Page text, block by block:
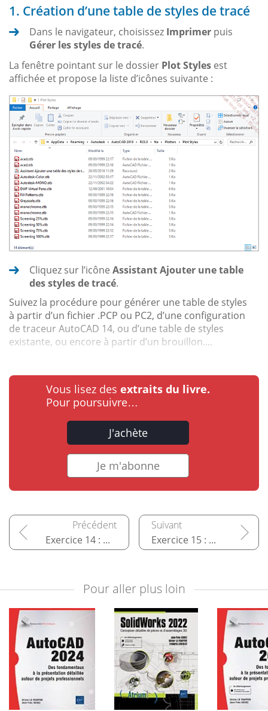
1. Création d’une table de styles de tracé
Dans le navigateur, choisissez Imprimer puis
Gérer les styles de tracé.
La fenêtre pointant sur le dossier Plot Styles est
affichée et propose la liste d’icônes suivante :
Cliquez sur l’icône Assistant Ajouter une table
des styles de tracé.
Suivez la procédure pour générer une table de styles
à partir d’un fichier .PCP ou PC2, d’une configuration
de traceur AutoCAD 14, ou d’une table de styles
existante, ou encore à partir d’un brouillon....
Vous lisez des extraits du livre.
Pour poursuivre…
J'achète
Je m'abonne
Exercice 14 : Modéliser un meuble Exercice 15 : Mettre en page le projet
Pour aller plus loin